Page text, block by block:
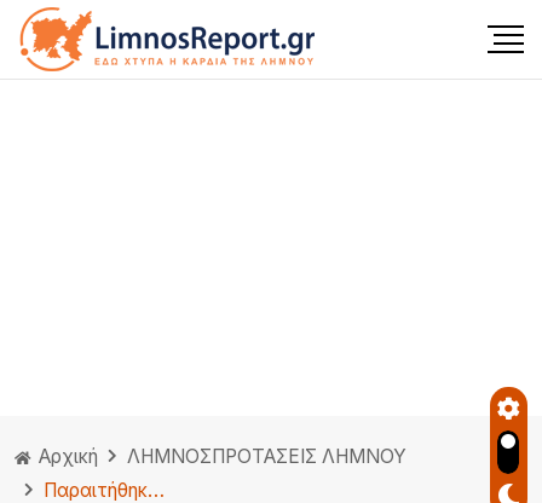
Αρχική ΛΗΜΝΟΣΠΡΟΤΑΣΕΙΣ ΛΗΜΝΟΥ
Παραιτήθηκε το προσωπικό της ΚΟΜΥ Λήμνου, γι αυτό η διακοπή των δωρεάν rapid test – Επιστολή Επάρχου στον Υπουργό Υγείας